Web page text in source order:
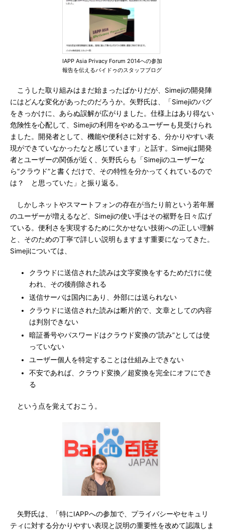
IAPP Asia Privacy Forum 2014への参加
報告を伝えるバイドゥのスタッフブログ
こうした取り組みはまだ始まったばかりだが、Simejiの開発陣
にはどんな変化があったのだろうか。矢野氏は、「Simejiのバグ
をきっかけに、あらぬ誤解が広がりました。仕様上はあり得ない
危険性を心配して、Simejiの利用をやめるユーザーも見受けられ
ました。開発者として、機能や便利さに対する、分かりやすい表
現ができていなかったなと感じています」と話す。Simejiは開発
者とユーザーの関係が近く、矢野氏らも「Simejiのユーザーな
ら“クラウド”と書くだけで、その特性を分かってくれているので
は？ と思っていた」と振り返る。
しかしネットやスマートフォンの存在が当たり前という若年層
のユーザーが増えるなど、Simejiの使い手はその裾野を日々広げ
ている。便利さを実現するために欠かせない技術への正しい理解
と、そのための丁寧で詳しい説明もますます重要になってきた。
Simejiについては、
クラウドに送信された読みは文字変換をするためだけに使
われ、その後削除される
送信サーバは国内にあり、外部には送られない
クラウドに送信された読みは断片的で、文章としての内容
は判別できない
暗証番号やパスワードはクラウド変換の“読み”としては使
っていない
ユーザー個人を特定することは仕組み上できない
不安であれば、クラウド変換／超変換を完全にオフにでき
る
という点を覚えておこう。
矢野氏は、「特にIAPPへの参加で、プライバシーやセキュリ
ティに対する分かりやすい表現と説明の重要性を改めて認識しま